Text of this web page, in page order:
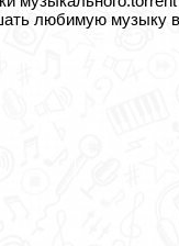
любимую музыку в